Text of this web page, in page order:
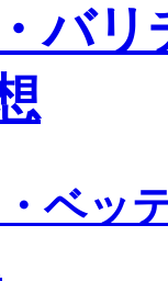
バ
ベッ